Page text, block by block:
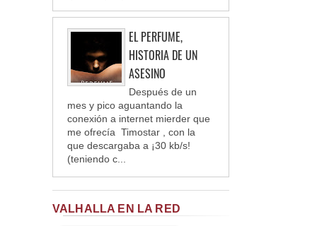
EL PERFUME,
HISTORIA DE UN
ASESINO
Después de un
mes y pico aguantando la
conexión a internet mierder que
me ofrecía Timostar , con la
que descargaba a ¡30 kb/s!
(teniendo c...
VALHALLA EN LA RED